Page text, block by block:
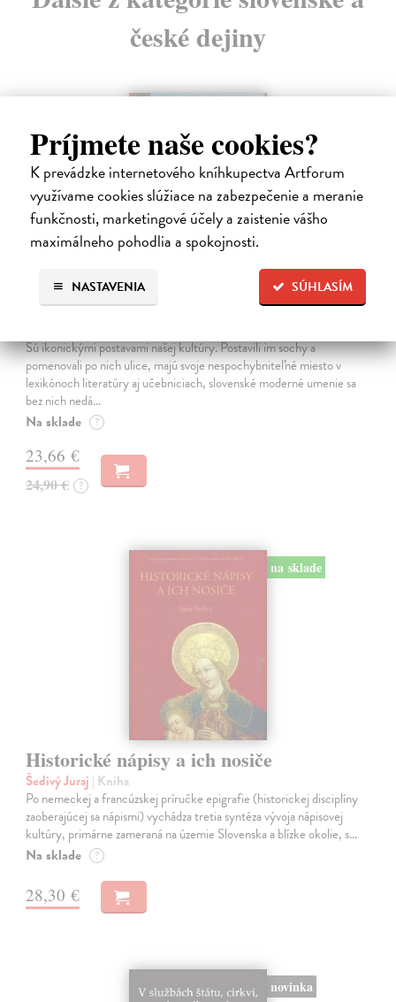
Príjmete naše cookies?
K prevádzke internetového kníhkupectva Artforum
využívame cookies slúžiace na zabezpečenie a meranie
funkčnosti, marketingové účely a zaistenie vášho
maximálneho pohodlia a spokojnosti.
SÚHLASÍM
NASTAVENIA
české dejiny
Studne mútne
Sú ikonickými postavami našej kultúry. Postavili im sochy a
pomenovali po nich ulice, majú svoje nespochybniteľné miesto v
lexikónoch literatúry aj učebniciach, slovenské moderné umenie sa
bez nich nedá…
Na sklade ?
23,66 €
24,90 € ?
na sklade
Historické nápisy a ich nosiče
Šedivý Juraj | Kniha
Po nemeckej a francúzskej príručke epigrafie (historickej disciplíny
zaoberajúcej sa nápismi) vychádza tretia syntéza vývoja nápisovej
kultúry, primárne zameraná na územie Slovenska a blízke okolie, s…
Na sklade ?
28,30 €
novinka